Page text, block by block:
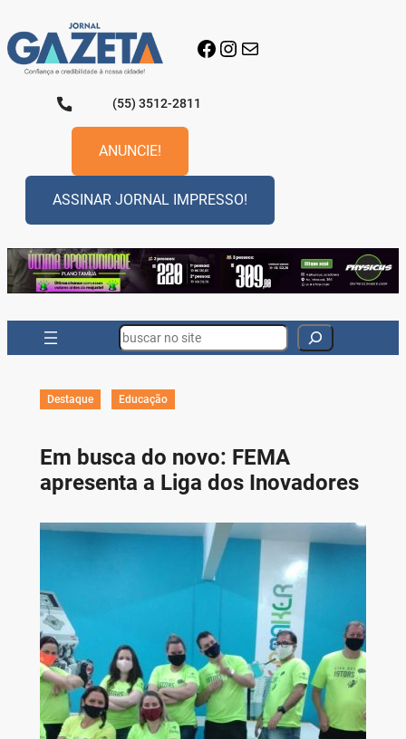
para
o
conteúdo
Facebook
Instagram
E-mail
(55) 3512-2811
ANUNCIE!
ASSINAR JORNAL IMPRESSO!
Search
Destaque Educação
Em busca do novo: FEMA
apresenta a Liga dos Inovadores